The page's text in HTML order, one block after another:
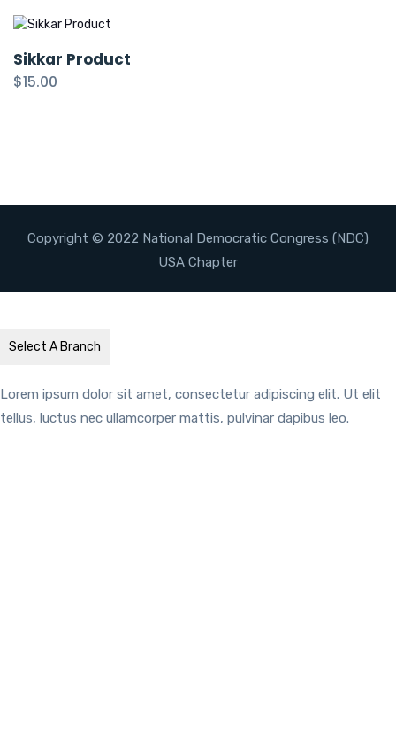
Sikkar Product
$15.00
Copyright © 2022 National Democratic Congress (NDC)
USA Chapter
Select A Branch
Lorem ipsum dolor sit amet, consectetur adipiscing elit. Ut elit
tellus, luctus nec ullamcorper mattis, pulvinar dapibus leo.